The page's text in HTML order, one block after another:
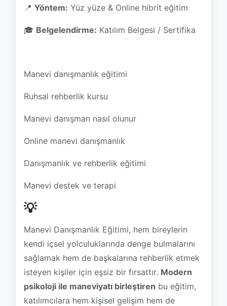
📍 Yöntem: Yüz yüze & Online hibrit eğitim
🎓 Belgelendirme: Katılım Belgesi / Sertifika
Manevi danışmanlık eğitimi
Ruhsal rehberlik kursu
Manevi danışman nasıl olunur
Online manevi danışmanlık
Danışmanlık ve rehberlik eğitimi
Manevi destek ve terapi
💡
Manevi Danışmanlık Eğitimi, hem bireylerin
kendi içsel yolculuklarında denge bulmalarını
sağlamak hem de başkalarına rehberlik etmek
isteyen kişiler için eşsiz bir fırsattır. Modern
psikoloji ile maneviyatı birleştiren bu eğitim,
katılımcılara hem kişisel gelişim hem de